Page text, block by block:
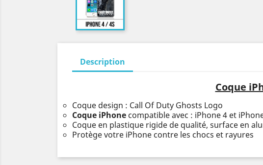
Description
Coque
Coque design : Call Of Duty Ghosts Logo
Coque iPhone compatible avec : iPhone 4 et
Coque en plastique rigide de qualité, surface en
Protège votre iPhone contre les chocs et rayures